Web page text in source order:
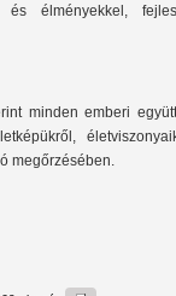
élményekkel,
minden emberi
megőrzésében.